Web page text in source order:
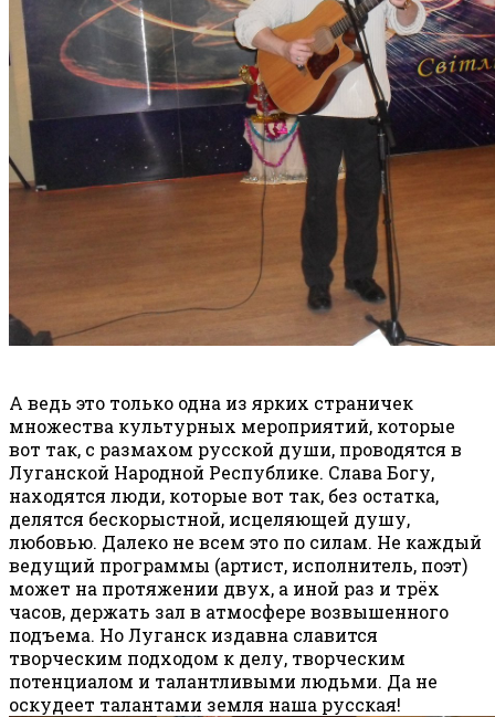
А ведь это только одна из ярких страничек
множества культурных мероприятий, которые
вот так, с размахом русской души, проводятся в
Луганской Народной Республике. Слава Богу,
находятся люди, которые вот так, без остатка,
делятся бескорыстной, исцеляющей душу,
любовью. Далеко не всем это по силам. Не каждый
ведущий программы (артист, исполнитель, поэт)
может на протяжении двух, а иной раз и трёх
часов, держать зал в атмосфере возвышенного
подъема. Но Луганск издавна славится
творческим подходом к делу, творческим
потенциалом и талантливыми людьми. Да не
оскудеет талантами земля наша русская!